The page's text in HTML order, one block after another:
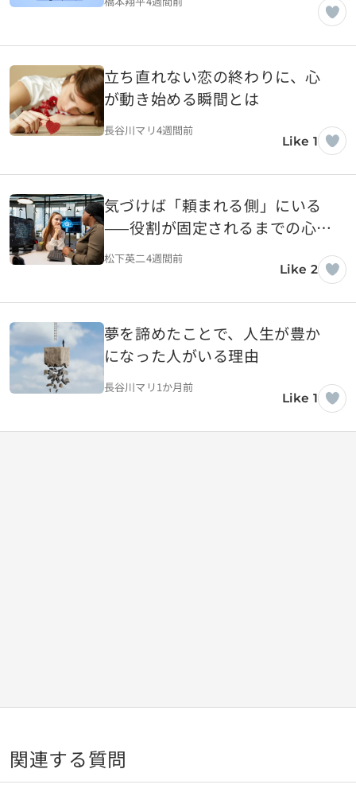
立ち直れない恋の終わりに、心
が動き始める瞬間とは
長谷川マリ4週間前
Like 1
気づけば「頼まれる側」にいる
——役割が固定されるまでの心理
的プロセス
松下英二4週間前
Like 2
夢を諦めたことで、人生が豊か
になった人がいる理由
長谷川マリ 1か月前
Like 1
関連する質問